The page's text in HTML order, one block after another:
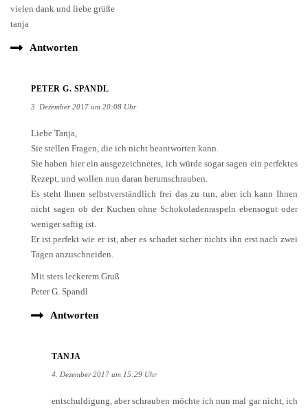
vielen dank und liebe grüße
tanja
Antworten
PETER G. SPANDL
3. Dezember 2017 um 20:08 Uhr
Liebe Tanja,
Sie stellen Fragen, die ich nicht beantworten kann.
Sie haben hier ein ausgezeichnetes, ich würde sogar sagen ein perfektes
Rezept, und wollen nun daran herumschrauben.
Es steht Ihnen selbstverständlich frei das zu tun, aber ich kann Ihnen
nicht sagen ob der Kuchen ohne Schokoladenraspeln ebensogut oder
weniger saftig ist.
Er ist perfekt wie er ist, aber es schadet sicher nichts ihn erst nach zwei
Tagen anzuschneiden.
Mit stets leckerem Gruß
Peter G. Spandl
Antworten
TANJA
4. Dezember 2017 um 15:29 Uhr
entschuldigung, aber schrauben möchte ich nun mal gar nicht, ich